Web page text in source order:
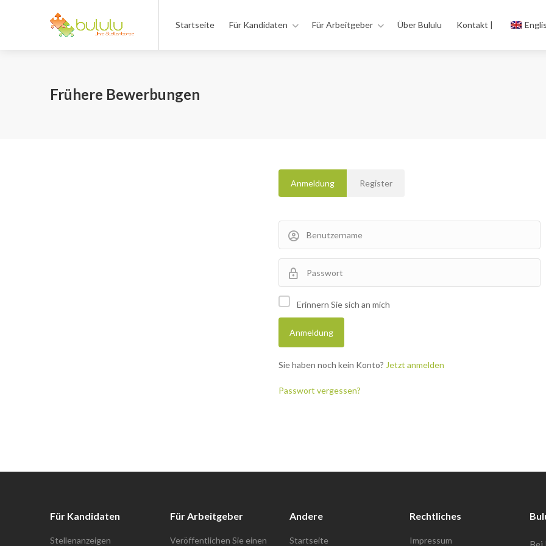
Startseite Für Kandidaten Für Arbeitgeber Über Bululu Kontakt |
Frühere Bewerbungen
Anmeldung Register
Erinnern Sie sich an mich
Sie haben noch kein Konto? Jetzt anmelden
Passwort vergessen?
Für Kandidaten
Stellenanzeigen
Für Arbeitgeber
Veröffentlichen Sie einen
Andere
Startseite
Rechtliches
Impressum